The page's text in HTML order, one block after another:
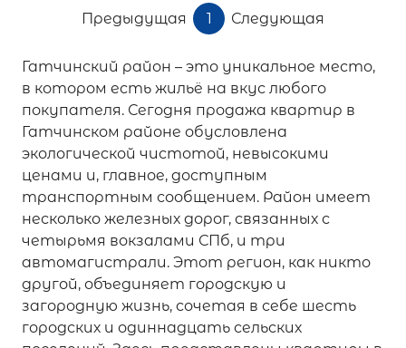
Предыдущая 1 Следующая
Гатчинский район – это уникальное место,
в котором есть жильё на вкус любого
покупателя. Сегодня продажа квартир в
Гатчинском районе обусловлена
экологической чистотой, невысокими
ценами и, главное, доступным
транспортным сообщением. Район имеет
несколько железных дорог, связанных с
четырьмя вокзалами СПб, и три
автомагистрали. Этот регион, как никто
другой, объединяет городскую и
загородную жизнь, сочетая в себе шесть
городских и одиннадцать сельских